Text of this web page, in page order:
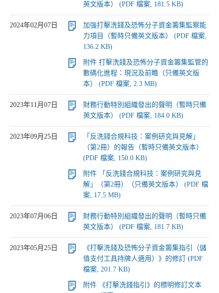
英文版本） (PDF 檔案, 181.5 KB)
2024年02月07日
加強打擊洗錢及恐怖分子資金籌集監察能
力項目（暫時只備英文版本） (PDF 檔案,
136.2 KB)
附件 打擊洗錢及恐怖分子資金籌集監管的
數碼化進程：現況及前瞻（只備英文版
本） (PDF 檔案, 2.3 MB)
2023年11月07日
財務行動特別組織發出的聲明（暫時只備
英文版本） (PDF 檔案, 184.0 KB)
2023年09月25日
「反洗錢合規科技：案例研究與見解」
（第2冊）的報告（暫時只備英文版本）
(PDF 檔案, 150.0 KB)
附件 「反洗錢合規科技：案例研究與見
解」（第2冊）（只備英文版本） (PDF 檔
案, 17.5 MB)
2023年07月06日
財務行動特別組織發出的聲明（暫時只備
英文版本） (PDF 檔案, 181.7 KB)
2023年05月25日
《打擊洗錢及恐怖分子資金籌集指引（儲
值支付工具持牌人適用）》的修訂 (PDF
檔案, 201.7 KB)
附件 《打擊洗錢指引》的標明修訂文本